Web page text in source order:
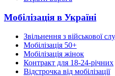
Мобілізація в Україні
Звільнення з військової
Мобілізація 50+
Мобілізація жінок
Контракт для 18-24-річних
Відстрочка від мобілізації